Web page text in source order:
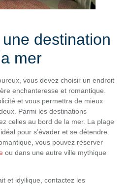
destination
mer
vous devez choisir un endroit
enchanteresse et romantique.
et vous permettra de mieux
Parmi les destinations
celles au bord de la mer. La plage
pour s’évader et se détendre.
vous pouvez réserver
ou dans une autre ville mythique
et idyllique, contactez les